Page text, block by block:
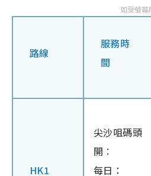
路線
服務時
間
HK1
尖沙咀碼頭
開︰
每日：